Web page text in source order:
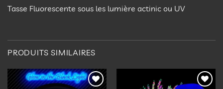
Tasse Fluorescente sous les lumière actinic ou UV
PRODUITS SIMILAIRES